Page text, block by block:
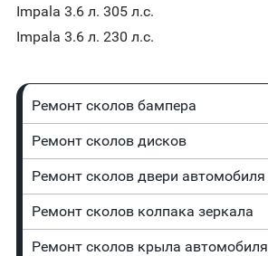
Impala 3.6 л. 305 л.с.
Impala 3.6 л. 230 л.с.
Ремонт сколов бампера
Ремонт сколов дисков
Ремонт сколов двери автомобиля
Ремонт сколов колпака зеркала
Ремонт сколов крыла автомобиля